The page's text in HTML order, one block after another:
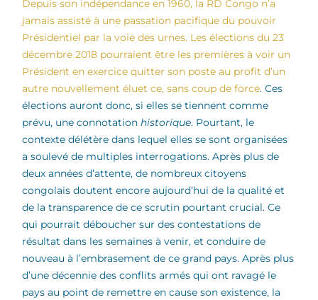
Depuis son indépendance en 1960, la RD Congo n’a
jamais assisté à une passation pacifique du pouvoir
Présidentiel par la voie des urnes. Les élections du 23
décembre 2018 pourraient être les premières à voir un
Président en exercice quitter son poste au profit d’un
autre nouvellement éluet ce, sans coup de force. Ces
élections auront donc, si elles se tiennent comme
prévu, une connotationhistorique. Pourtant, le
contexte délétère dans lequel elles se sont organisées
a soulevé de multiples interrogations. Après plus de
deux années d’attente, de nombreux citoyens
congolais doutent encore aujourd’hui de la qualité et
de la transparence de ce scrutin pourtant crucial. Ce
qui pourrait déboucher sur des contestations de
résultat dans les semaines à venir, et conduire de
nouveau à l’embrasement de ce grand pays. Après plus
d’une décennie des conflits armés qui ont ravagé le
pays au point de remettre en cause son existence, la